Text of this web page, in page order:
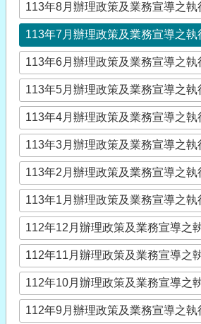
113年8月辦理政策及業務宣導之執
113年7月辦理政策及業務宣導之執
113年6月辦理政策及業務宣導之執
113年5月辦理政策及業務宣導之執
113年4月辦理政策及業務宣導之執
113年3月辦理政策及業務宣導之執
113年2月辦理政策及業務宣導之執
113年1月辦理政策及業務宣導之執
112年12月辦理政策及業務宣導之
112年11月辦理政策及業務宣導之
112年10月辦理政策及業務宣導之
112年9月辦理政策及業務宣導之執